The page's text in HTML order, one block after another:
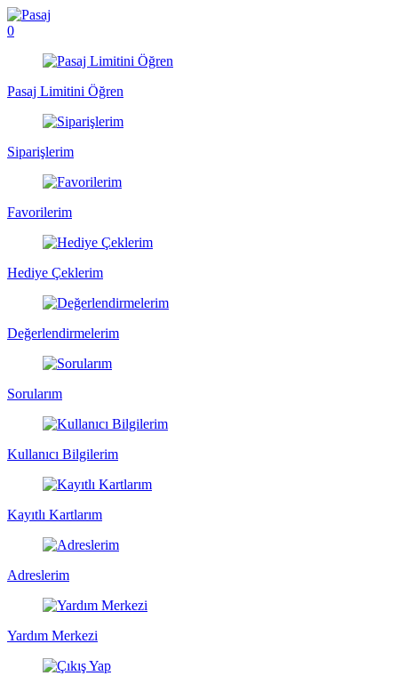
0
Pasaj Limitini Öğren
Siparişlerim
Favorilerim
Hediye Çeklerim
Değerlendirmelerim
Sorularım
Kullanıcı Bilgilerim
Kayıtlı Kartlarım
Adreslerim
Yardım Merkezi